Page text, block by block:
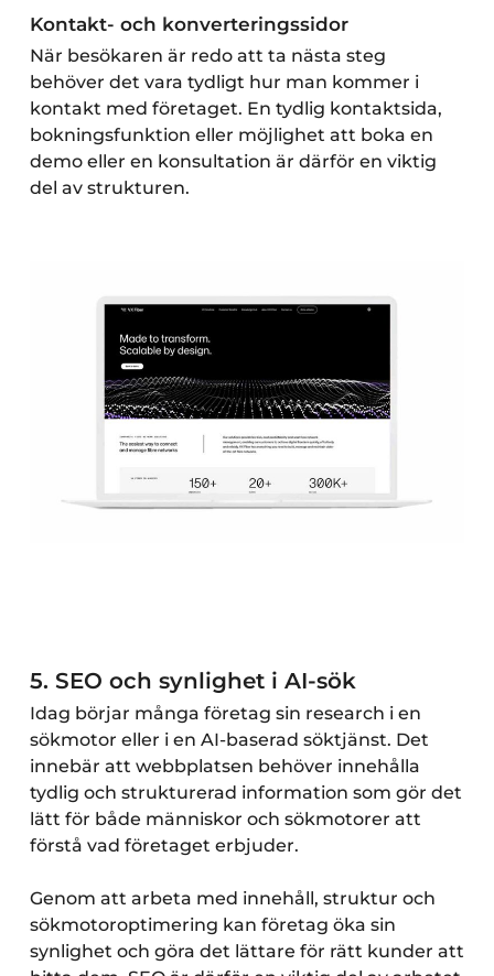
Kontakt- och konverteringssidor
När besökaren är redo att ta nästa steg
behöver det vara tydligt hur man kommer i
kontakt med företaget. En tydlig kontaktsida,
bokningsfunktion eller möjlighet att boka en
demo eller en konsultation är därför en viktig
del av strukturen.
5. SEO och synlighet i AI-sök
Idag börjar många företag sin research i en
sökmotor eller i en AI-baserad söktjänst. Det
innebär att webbplatsen behöver innehålla
tydlig och strukturerad information som gör det
lätt för både människor och sökmotorer att
förstå vad företaget erbjuder.
Genom att arbeta med innehåll, struktur och
sökmotoroptimering kan företag öka sin
synlighet och göra det lättare för rätt kunder att